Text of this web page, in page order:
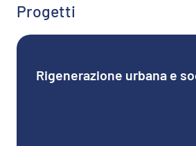
Progetti
Rigenerazione urbana e